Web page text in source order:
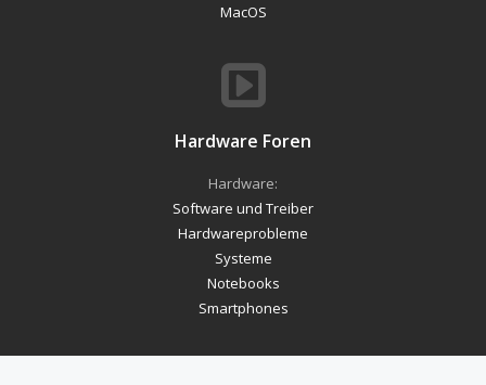
MacOS
Hardware Foren
Hardware:
Software und Treiber
Hardwareprobleme
Systeme
Notebooks
Smartphones